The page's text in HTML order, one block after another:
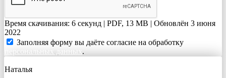
Время скачивания: 6 секунд | PDF, 13 MB | Обновлён 3 июня
2022
Заполняя форму вы даёте согласие на обработку
персональных данных .
Наталья